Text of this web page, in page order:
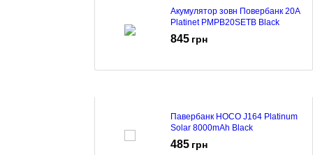
Акумулятор зовн Повербанк 20A
Platinet PMPB20SETB Black
845 грн
Павербанк HOCO J164 Platinum
Solar 8000mAh Black
485 грн